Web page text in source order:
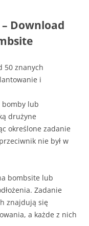
– Download
50 znanych
i
bomby lub
drużyne
określone zadanie
nie był w
bombsite lub
Zadanie
znajdują się
a każde z nich